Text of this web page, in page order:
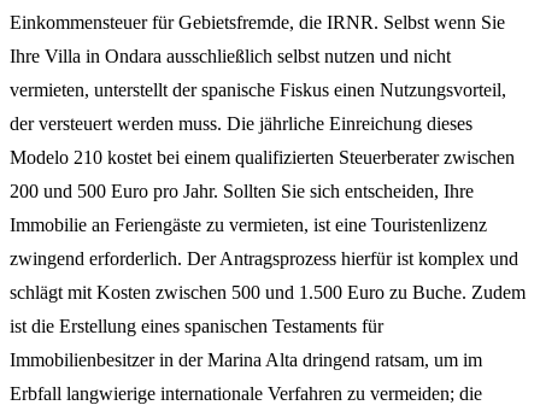
Einkommensteuer für Gebietsfremde, die IRNR. Selbst wenn Sie
Ihre Villa in Ondara ausschließlich selbst nutzen und nicht
vermieten, unterstellt der spanische Fiskus einen Nutzungsvorteil,
der versteuert werden muss. Die jährliche Einreichung dieses
Modelo 210 kostet bei einem qualifizierten Steuerberater zwischen
200 und 500 Euro pro Jahr. Sollten Sie sich entscheiden, Ihre
Immobilie an Feriengäste zu vermieten, ist eine Touristenlizenz
zwingend erforderlich. Der Antragsprozess hierfür ist komplex und
schlägt mit Kosten zwischen 500 und 1.500 Euro zu Buche. Zudem
ist die Erstellung eines spanischen Testaments für
Immobilienbesitzer in der Marina Alta dringend ratsam, um im
Erbfall langwierige internationale Verfahren zu vermeiden; die